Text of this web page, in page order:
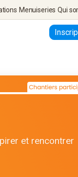
Menuiseries Qui
et rencontrer